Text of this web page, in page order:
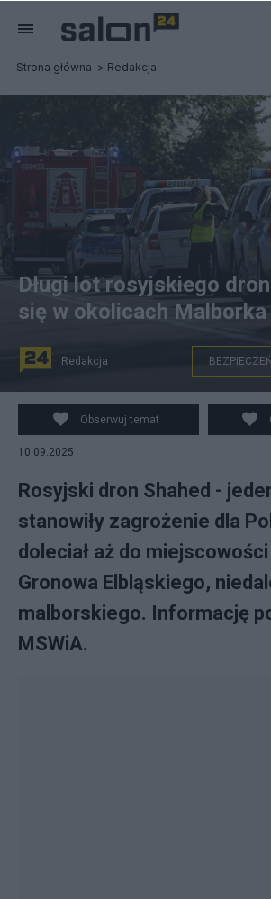
Strona główna Redakcja
Długi lot rosyjskiego
się w okolicach Malborka
Redakcja
Obserwuj temat
10.09.2025
Rosyjski dron Shahed -
stanowiły zagrożenie dla
doleciał aż do miejscowości
Gronowa Elbląskiego,
malborskiego. Informację
MSWiA.